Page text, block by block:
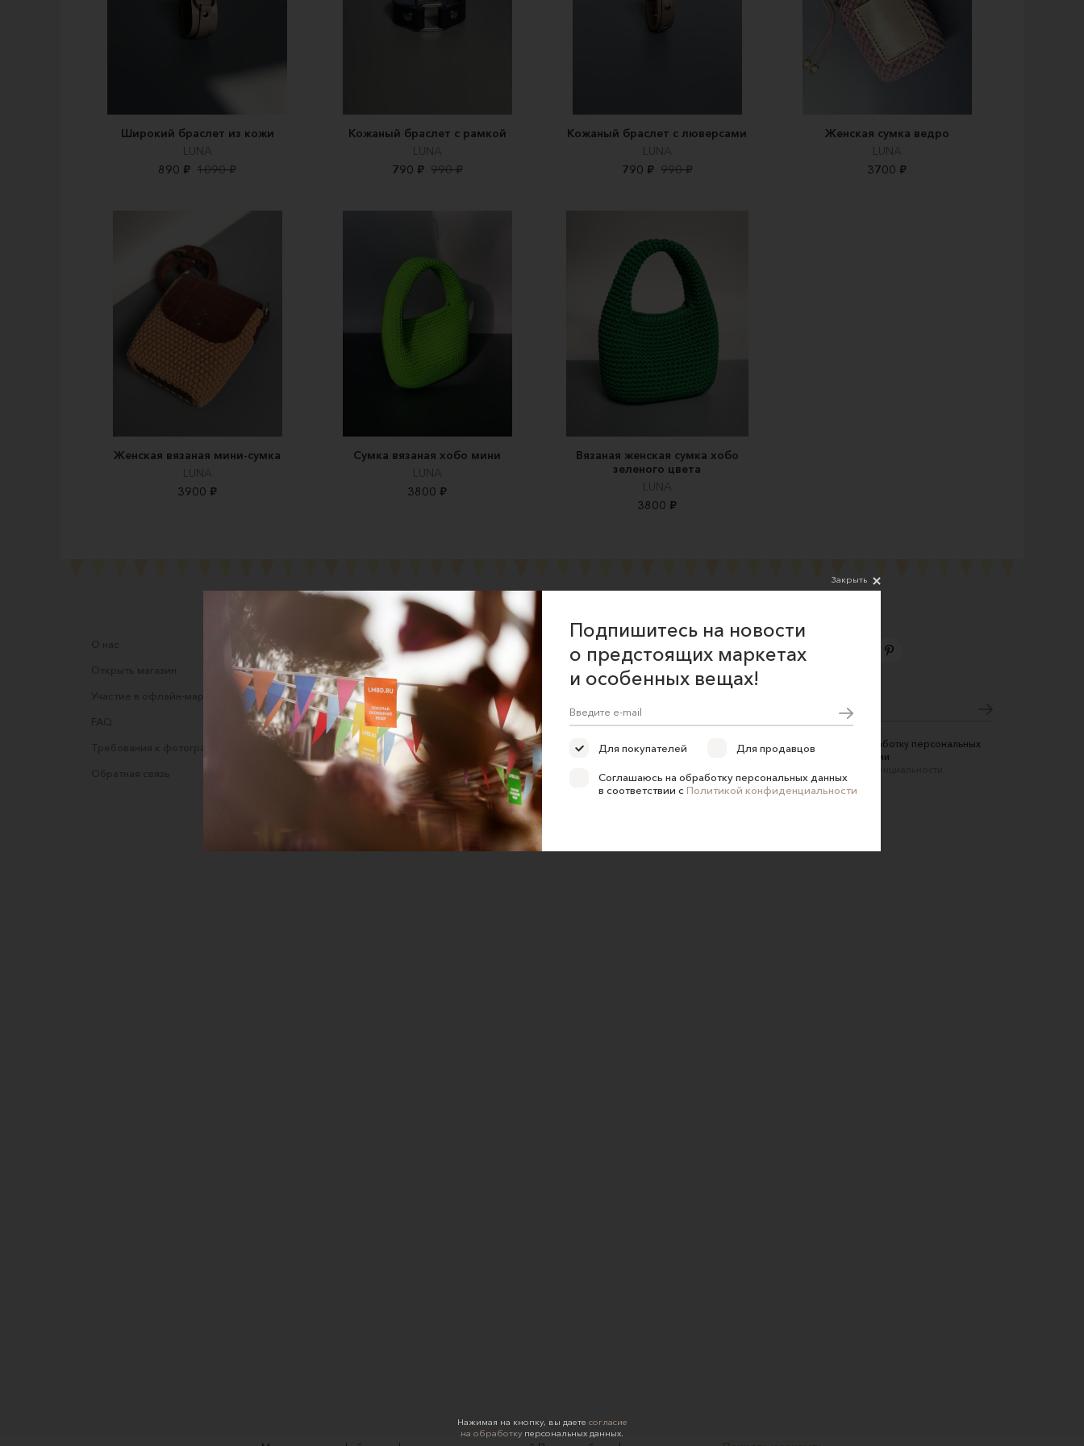
Широкий браслет из кожи
LUNA
890 ₽ 1090 ₽
Кожаный браслет с рамкой
LUNA
790 ₽ 990 ₽
Кожаный браслет с люверсами
LUNA
790 ₽ 990 ₽
Женская сумка ведро
LUNA
3700 ₽
Женская вязаная мини-сумка
LUNA
3900 ₽
Сумка вязаная хобо мини
LUNA
3800 ₽
Вязаная женская сумка хобо
зеленого цвета
LUNA
3800 ₽
О нас
Открыть магазин
Участие в офлайн-маркете
FAQ
Требования к фотографиям
Обратная связь
Соглашение об оказании услуг
Правила сайта
Оферта для продавцов
Оферта для покупателей
Политика конфиденциальности
Согласие на обработку персональных
Подпишитесь на новости
Соглашаюсь на обработку персональных
данных в соответствии
Закрыть
Подпишитесь на новости
о предстоящих маркетах
и особенных вещах!
Для покупателей Для продавцов
Соглашаюсь на обработку персональных данных
в соответствии с Политикой конфиденциальности
Нажимая на кнопку, вы даете согласие
на обработку персональных данных.